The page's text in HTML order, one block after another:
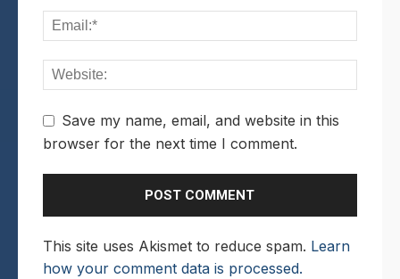
Save my name, email, and website in this
browser for the next time I comment.
This site uses Akismet to reduce spam. Learn
how your comment data is processed.